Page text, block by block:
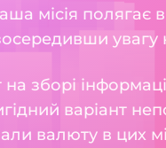
місія
увагу
зборі
варіант
валюту в цих